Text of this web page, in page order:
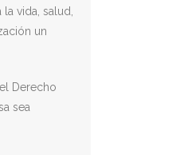
vida, salud,
un
Derecho
sea